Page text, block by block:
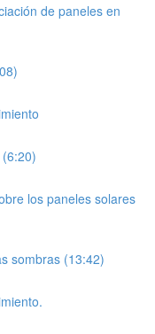
de paneles en
los paneles solares
sombras (13:42)